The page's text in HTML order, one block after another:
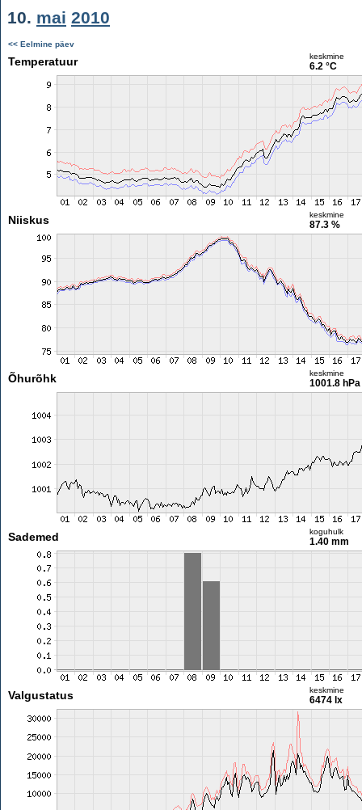
10. mai 2010
<< Eelmine päev
Temperatuur keskmine
6.2 °C
Niiskus keskmine
87.3 %
Õhurõhk keskmine
1001.8 hPa
Sademed koguhulk
1.40 mm
Valgustatus keskmine
6474 lx